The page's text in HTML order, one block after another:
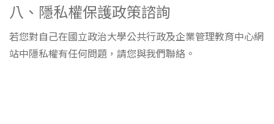
八、隱私權保護政策諮詢
若您對自己在國立政治大學公共行政及企業管理教育中心網
站中隱私權有任何問題，請您與我們聯絡。